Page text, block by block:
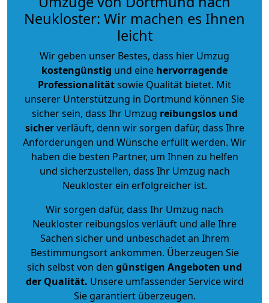
Neukloster: Wir machen es Ihnen
leicht
Wir geben unser Bestes, dass hier Umzug
kostengünstig und eine hervorragende
Professionalitätsowie Qualität bietet. Mit
unserer Unterstützung in Dortmund können Sie
sicher sein, dass Ihr Umzug reibungslos und
sicherverläuft, denn wir sorgen dafür, dass Ihre
Anforderungen und Wünsche erfüllt werden. Wir
haben die besten Partner, um Ihnen zu helfen
und sicherzustellen, dass Ihr Umzug nach
Neukloster ein erfolgreicher ist.
Wir sorgen dafür, dass Ihr Umzug nach
Neukloster reibungslos verläuft und alle Ihre
Sachen sicher und unbeschadet an Ihrem
Bestimmungsort ankommen. Überzeugen Sie
sich selbst von den günstigen Angeboten und
der Qualität. Unsere umfassender Service wird
Sie garantiert überzeugen.